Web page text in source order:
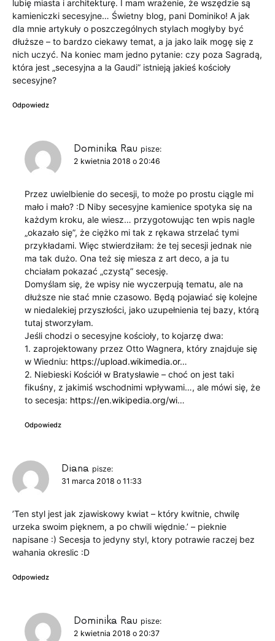
lubię miasta i architekturę. I mam wrażenie, że wszędzie są
kamieniczki secesyjne… Świetny blog, pani Dominiko! A jak
dla mnie artykuły o poszczególnych stylach mogłyby być
dłuższe – to bardzo ciekawy temat, a ja jako laik mogę się z
nich uczyć. Na koniec mam jedno pytanie: czy poza Sagradą,
która jest „secesyjna a la Gaudi” istnieją jakieś kościoły
secesyjne?
Odpowiedz
Dominika Rau pisze:
2 kwietnia 2018 o 20:46
Przez uwielbienie do secesji, to może po prostu ciągle mi
mało i mało? :D Niby secesyjne kamienice spotyka się na
każdym kroku, ale wiesz… przygotowując ten wpis nagle
„okazało się”, że ciężko mi tak z rękawa strzelać tymi
przykładami. Więc stwierdziłam: że tej secesji jednak nie
ma tak dużo. Ona też się miesza z art deco, a ja tu
chciałam pokazać „czystą” secesję.
Domyślam się, że wpisy nie wyczerpują tematu, ale na
dłuższe nie stać mnie czasowo. Będą pojawiać się kolejne
w niedalekiej przyszłości, jako uzupełnienia tej bazy, którą
tutaj stworzyłam.
Jeśli chodzi o secesyjne kościoły, to kojarzę dwa:
1. zaprojektowany przez Otto Wagnera, który znajduje się
w Wiedniu: https://upload.wikimedia.or…
2. Niebieski Kościół w Bratysławie – choć on jest taki
fikuśny, z jakimiś wschodnimi wpływami…, ale mówi się, że
to secesja: https://en.wikipedia.org/wi…
Odpowiedz
Diana pisze:
31 marca 2018 o 11:33
’Ten styl jest jak zjawiskowy kwiat – który kwitnie, chwilę
urzeka swoim pięknem, a po chwili więdnie.’ – pieknie
napisane :) Secesja to jedyny styl, ktory potrawie raczej bez
wahania okreslic :D
Odpowiedz
Dominika Rau pisze:
2 kwietnia 2018 o 20:37